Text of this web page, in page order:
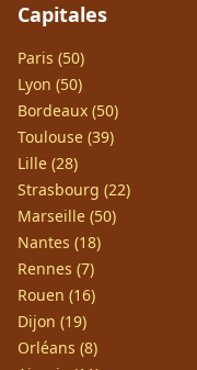
Capitales
Paris (50)
Lyon (50)
Bordeaux (50)
Toulouse (39)
Lille (28)
Strasbourg (22)
Marseille (50)
Nantes (18)
Rennes (7)
Rouen (16)
Dijon (19)
Orléans (8)